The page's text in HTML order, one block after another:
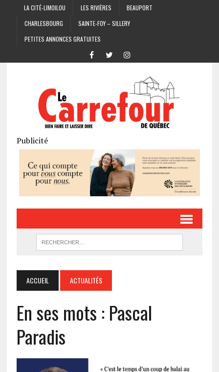
LA CITÉ-LIMOILOU LES RIVIÈRES
BEAUPORT
CHARLESBOURG
SAINTE-FOY – SILLERY
PETITES ANNONCES GRATUITES
Publicité
ACCUEIL ACTUALITÉS
En ses mots : Pascal
Paradis